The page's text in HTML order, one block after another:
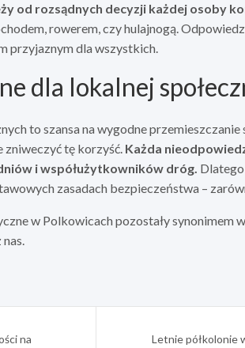
od rozsądnych decyzji każdej osoby
rowerem, czy hulajnogą.
przyjaznym dla wszystkich.
dla lokalnej
to szansa na wygodne
zniweczyć tę korzyść. Każda
i współużytkowników dróg.
zasadach bezpieczeństwa –
w Polkowicach pozostały synonimem
na
Letnie półkolonie